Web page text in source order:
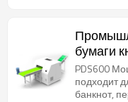
бумаги
PDS600
подходит
банкнот,